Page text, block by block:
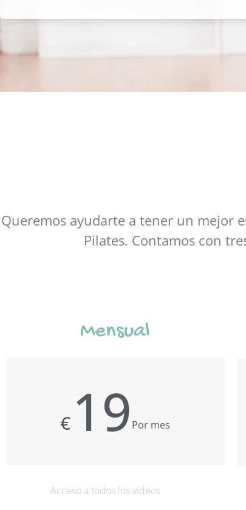
Queremos ayudarte a tener un mejor
Pilates. Contamos con
Mensual
€ 19 Por mes
Acceso a todos los vídeos